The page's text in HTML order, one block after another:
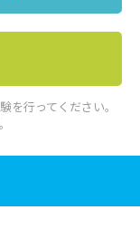
を行ってください。